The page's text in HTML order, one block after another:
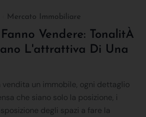
Mercato Immobiliare
Vendere: TonalitÀ
L'attrattiva Di Una
un immobile, ogni dettaglio
che siano solo la posizione, i
degli spazi a fare la